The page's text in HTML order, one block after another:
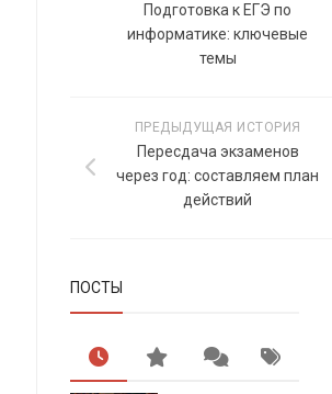
Подготовка к ЕГЭ по
информатике: ключевые
темы
ПРЕДЫДУЩАЯ ИСТОРИЯ
Пересдача экзаменов
через год: составляем план
действий
ПОСТЫ